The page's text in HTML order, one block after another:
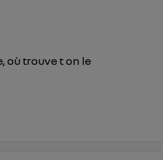
où trouve t on le